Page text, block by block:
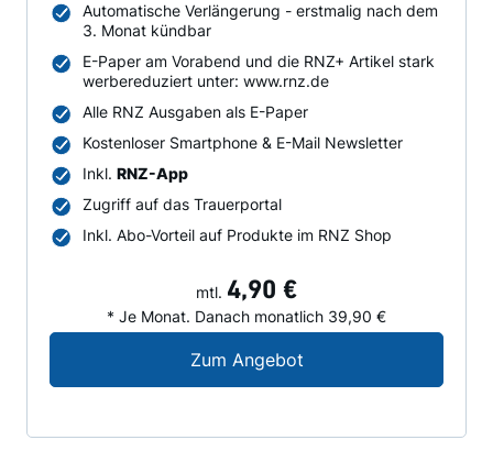
Automatische Verlängerung - erstmalig nach dem
3. Monat kündbar
E-Paper am Vorabend und die RNZ+ Artikel stark
werbereduziert unter: www.rnz.de
Alle RNZ Ausgaben als E-Paper
Kostenloser Smartphone & E-Mail Newsletter
Inkl. RNZ-App
Zugriff auf das Trauerportal
Inkl. Abo-Vorteil auf Produkte im RNZ Shop
mtl. 4,90 €
* Je Monat. Danach monatlich 39,90 €
Zum AngebotDigital-Angebot für